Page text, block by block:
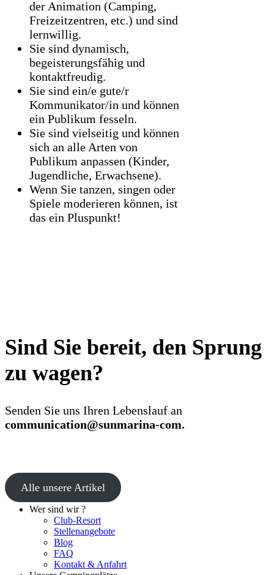
der Animation (Camping,
Freizeitzentren, etc.) und sind
lernwillig.
Sie sind dynamisch,
begeisterungsfähig und
kontaktfreudig.
Sie sind ein/e gute/r
Kommunikator/in und können
ein Publikum fesseln.
Sie sind vielseitig und können
sich an alle Arten von
Publikum anpassen (Kinder,
Jugendliche, Erwachsene).
Wenn Sie tanzen, singen oder
Spiele moderieren können, ist
das ein Pluspunkt!
Sind Sie bereit, den Sprung
zu wagen?
Senden Sie uns Ihren Lebenslauf an
communication@sunmarina-com.
Alle unsere Artikel
Wer sind wir ?
Club-Resort
Stellenangebote
Blog
FAQ
Kontakt & Anfahrt